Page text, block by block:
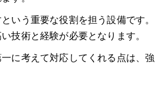
いう重要な役割を担う設備です。
技術と経験が必要となります。
に考えて対応してくれる点は、強